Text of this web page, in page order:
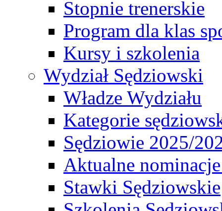
Stopnie trenerskie
Program dla klas
Kursy i szkolenia
Wydział Sędziowski
Władze Wydziału
Kategorie
Sędziowie 2025/
Aktualne
Stawki Sędziowskie